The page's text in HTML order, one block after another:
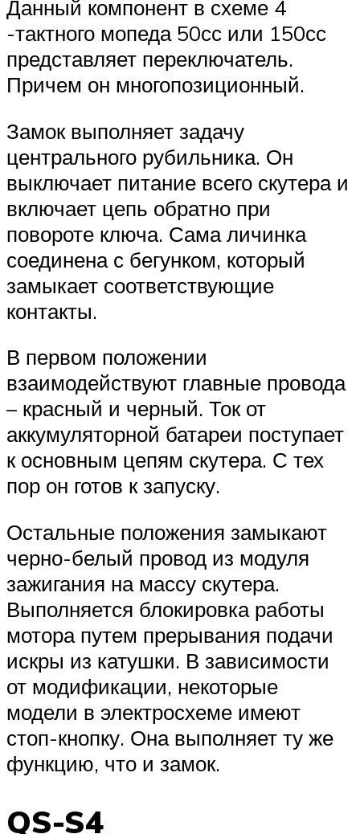
Данный компонент в схеме 4
-тактного мопеда 50сс или 150сс
представляет переключатель.
Причем он многопозиционный.
Замок выполняет задачу
центрального рубильника. Он
выключает питание всего скутера и
включает цепь обратно при
повороте ключа. Сама личинка
соединена с бегунком, который
замыкает соответствующие
контакты.
В первом положении
взаимодействуют главные провода
– красный и черный. Ток от
аккумуляторной батареи поступает
к основным цепям скутера. С тех
пор он готов к запуску.
Остальные положения замыкают
черно-белый провод из модуля
зажигания на массу скутера.
Выполняется блокировка работы
мотора путем прерывания подачи
искры из катушки. В зависимости
от модификации, некоторые
модели в электросхеме имеют
стоп-кнопку. Она выполняет ту же
функцию, что и замок.
QS-S4